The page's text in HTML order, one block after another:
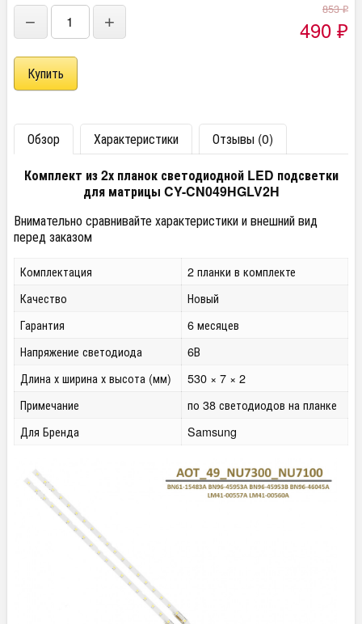
− +
853₽
490 ₽
Обзор Характеристики
Отзывы (0)
Комплект из 2х планок светодиодной LED подсветки
для матрицы CY-CN049HGLV2H
Внимательно сравнивайте характеристики и внешний вид
перед заказом
Комплектация
2 планки в комплекте
Качество
Новый
Гарантия
6 месяцев
Напряжение светодиода
6В
Длина х ширина х высота (мм)
530 × 7 × 2
Примечание
по 38 светодиодов на планке
Для Бренда
Samsung